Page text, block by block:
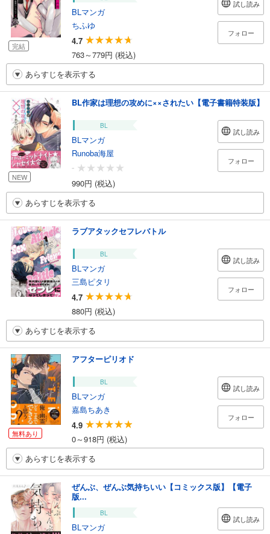
完結
BLマンガ
ちふゆ
4.7
763～779円 (税込)
試し読み
フォロー
あらすじを表示する
NEW
BL作家は理想の攻めに××されたい【電子書籍特装版】
BL
BLマンガ
Runoba海屋
-
990円 (税込)
試し読み
フォロー
あらすじを表示する
ラブアタックセフレバトル
BL
BLマンガ
三島ピタリ
4.7
880円 (税込)
試し読み
フォロー
あらすじを表示する
無料あり
アフターピリオド
BL
BLマンガ
嘉島ちあき
4.9
0～918円 (税込)
試し読み
フォロー
あらすじを表示する
ぜんぶ、ぜんぶ気持ちいい【コミックス版】【電子
版...
BL
BLマンガ
試し読み